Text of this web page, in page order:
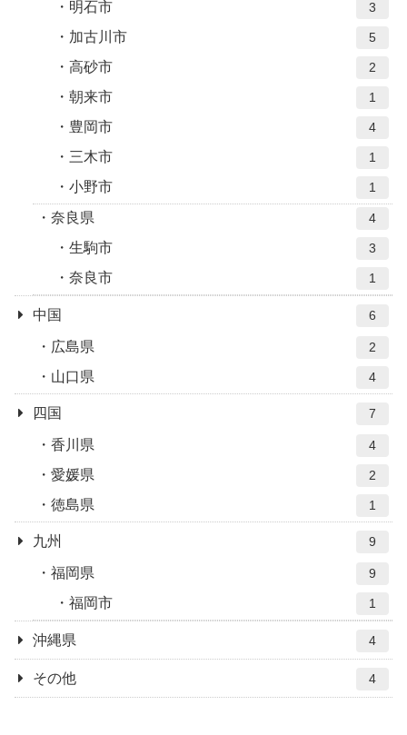
明石市 3
加古川市 5
高砂市 2
朝来市 1
豊岡市 4
三木市 1
小野市 1
奈良県 4
生駒市 3
奈良市 1
中国 6
広島県 2
山口県 4
四国 7
香川県 4
愛媛県 2
徳島県 1
九州 9
福岡県 9
福岡市 1
沖縄県 4
その他 4